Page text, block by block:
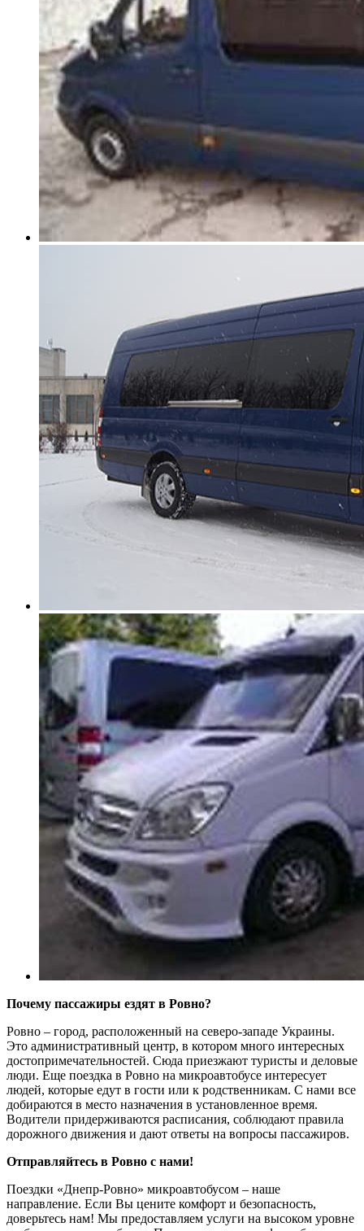
Почему пассажиры ездят в Ровно?
Ровно – город, расположенный на северо-западе Украины.
Это административный центр, в котором много интересных
достопримечательностей. Сюда приезжают туристы и деловые
люди. Еще поездка в Ровно на микроавтобусе интересует
людей, которые едут в гости или к родственникам. С нами все
добираются в место назначения в установленное время.
Водители придерживаются расписания, соблюдают правила
дорожного движения и дают ответы на вопросы пассажиров.
Отправляйтесь в Ровно с нами!
Поездки «Днепр-Ровно» микроавтобусом – наше
направление. Если Вы цените комфорт и безопасность,
доверьтесь нам! Мы предоставляем услуги на высоком уровне